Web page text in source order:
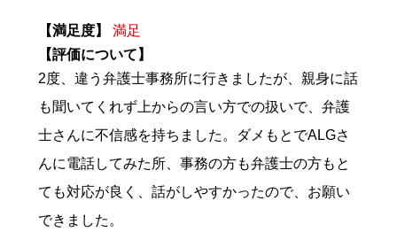
【満足度】
満足
【評価について】
2度、違う弁護士事務所に行きましたが、親身に話
も聞いてくれず上からの言い方での扱いで、弁護
士さんに不信感を持ちました。ダメもとでALGさ
んに電話してみた所、事務の方も弁護士の方もと
ても対応が良く、話がしやすかったので、お願い
できました。